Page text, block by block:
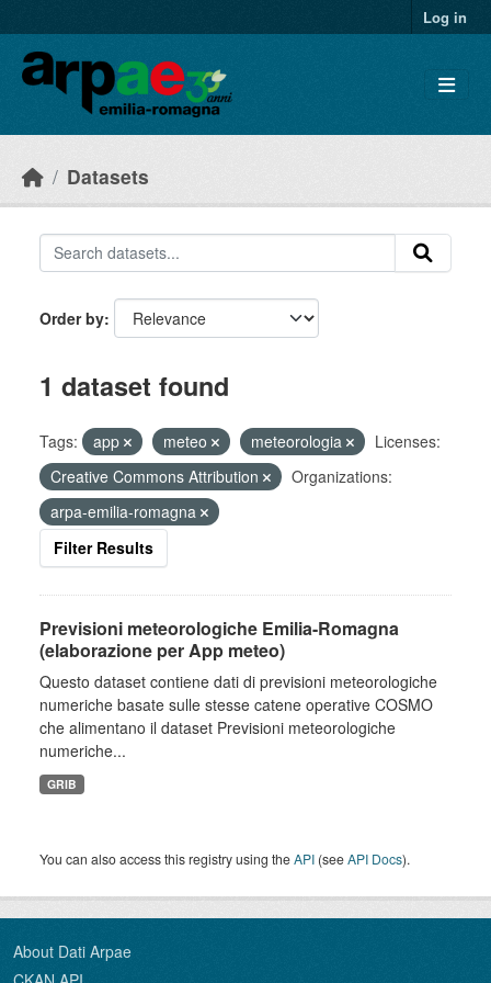
Log in
Datasets
Order by
1 dataset found
Tags: app meteo meteorologia
Licenses:
Creative Commons Attribution
Organizations:
arpa-emilia-romagna
Filter Results
Previsioni meteorologiche Emilia-Romagna
(elaborazione per App meteo)
Questo dataset contiene dati di previsioni meteorologiche
numeriche basate sulle stesse catene operative COSMO
che alimentano il dataset Previsioni meteorologiche
numeriche...
GRIB
You can also access this registry using theAPI (seeAPI Docs).
About Dati Arpae